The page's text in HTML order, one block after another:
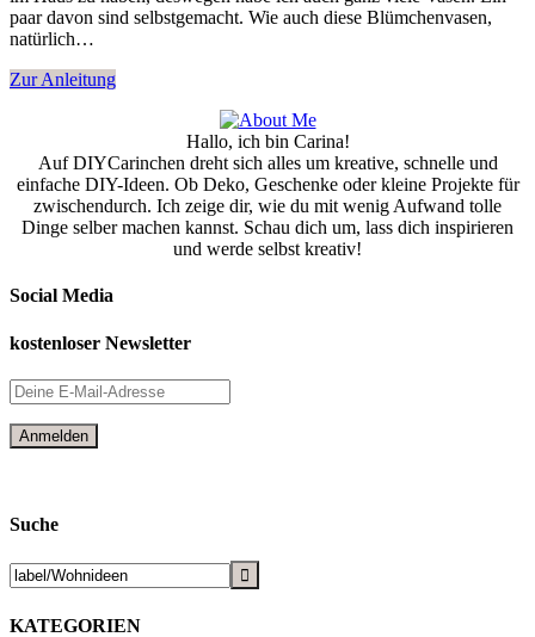
paar davon sind selbstgemacht. Wie auch diese Blümchenvasen,
natürlich…
Zur Anleitung
Hallo, ich bin Carina!
Auf DIYCarinchen dreht sich alles um kreative, schnelle und
einfache DIY-Ideen. Ob Deko, Geschenke oder kleine Projekte für
zwischendurch. Ich zeige dir, wie du mit wenig Aufwand tolle
Dinge selber machen kannst. Schau dich um, lass dich inspirieren
und werde selbst kreativ!
Social Media
kostenloser Newsletter
Suche
KATEGORIEN